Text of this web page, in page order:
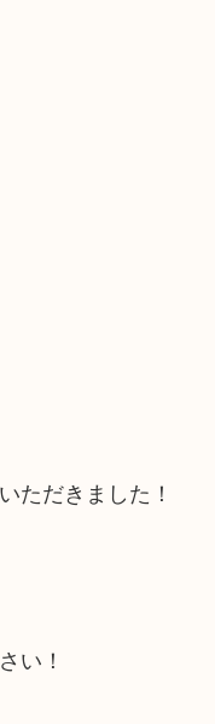
ただきました！
い！